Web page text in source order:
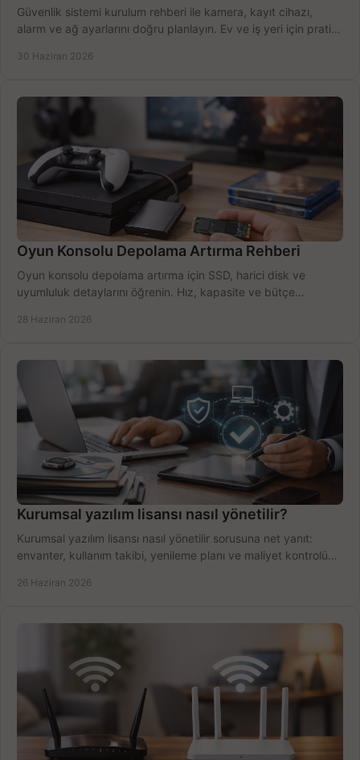
Güvenlik sistemi kurulum rehberi ile kamera, kayıt cihazı,
alarm ve ağ ayarlarını doğru planlayın. Ev ve iş yeri için pratik
30 Haziran 2026
Oyun Konsolu Depolama Artırma Rehberi
Oyun konsolu depolama artırma için SSD, harici disk ve
uyumluluk detaylarını öğrenin. Hız, kapasite ve bütçe
28 Haziran 2026
Kurumsal yazılım lisansı nasıl yönetilir?
Kurumsal yazılım lisansı nasıl yönetilir sorusuna net yanıt:
envanter, kullanım takibi, yenileme planı ve maliyet kontrolü
26 Haziran 2026